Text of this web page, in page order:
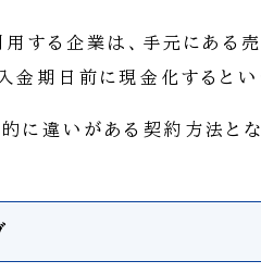
用する企業は、手元にある
金期日前に現金化するとい
に違いがある契約方法とな